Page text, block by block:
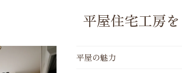
平屋住宅工房
平屋の魅力